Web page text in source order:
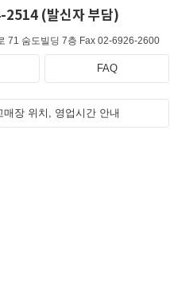
2514 (발신자 부담)
71 숨도빌딩 7층 Fax 02-6926-2600
FAQ
매장 위치, 영업시간 안내